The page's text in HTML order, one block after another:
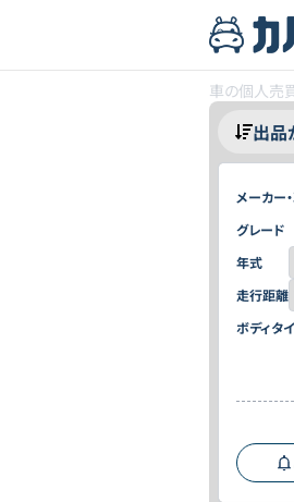
車の個人売
メーカー
グレード
年式
走行距離
ボディタ